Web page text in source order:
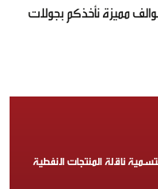
مميزة نأخذكم بجولات
ناقلة المنتجات النفطية